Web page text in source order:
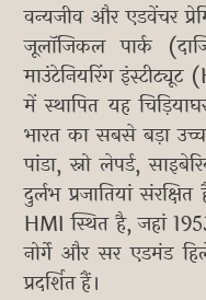
वन्यजीव और एडवेंचर
जूलॉजिकल पार्क
माउंटेनियरिंग
में स्थापित यह
भारत का सबसे बड़ा
पांडा, स्नो लेपर्ड,
दुर्लभ प्रजातियां
HMI स्थित है, जहां
नोर्गे और सर एडमंड
प्रदर्शित हैं।